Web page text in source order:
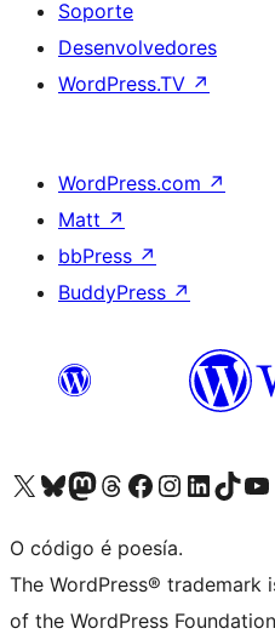
Soporte
Desenvolvedores
WordPress.TV ↗
WordPress.com ↗
Matt ↗
bbPress ↗
BuddyPress ↗
Visita la cuenta de X (anteriormente Twitter)
Visita a nosa conta de Bluesky
Visita a nosa conta de Mastodon
Visita a nosa conta de Threads
Visita a nosa páxina de Facebook
Visita a nosa conta de
Visita a nosa conta de
Visita a nosa conta
Visita a
O código é poesía.
The WordPress®
of the WordPress